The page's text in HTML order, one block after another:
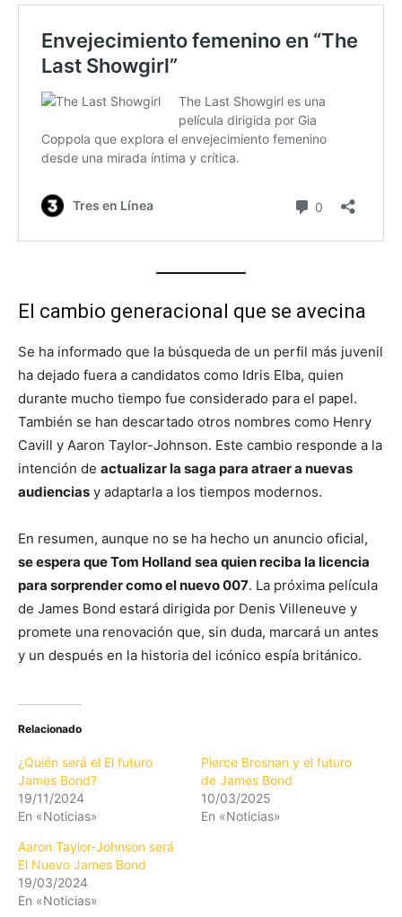
El cambio generacional que se avecina
Se ha informado que la búsqueda de un perfil más juvenil
ha dejado fuera a candidatos como Idris Elba, quien
durante mucho tiempo fue considerado para el papel.
También se han descartado otros nombres como Henry
Cavill y Aaron Taylor-Johnson. Este cambio responde a la
intención de actualizar la saga para atraer a nuevas
audiencias y adaptarla a los tiempos modernos.
En resumen, aunque no se ha hecho un anuncio oficial,
se espera que Tom Holland sea quien reciba la licencia
para sorprender como el nuevo 007. La próxima película
de James Bond estará dirigida por Denis Villeneuve y
promete una renovación que, sin duda, marcará un antes
y un después en la historia del icónico espía británico.
Relacionado
¿Quién será el El futuro
James Bond?
19/11/2024
En «Noticias»
Pierce Brosnan y el futuro
de James Bond
10/03/2025
En «Noticias»
Aaron Taylor-Johnson será
El Nuevo James Bond
19/03/2024
En «Noticias»